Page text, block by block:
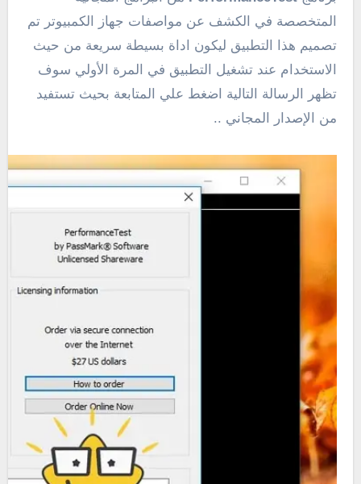
المتخصصة في الكشف عن مواصفات جهاز الكمبيوتر تم
تصميم هذا التطبيق ليكون اداة بسيطة سريعة من حيث
الاستخدام عند تشغيل التطبيق في المرة الأولي سوف
تظهر الرسالة التالية اضغط علي المتابعة بحيث تستفيد
من الإصدار المجاني ..